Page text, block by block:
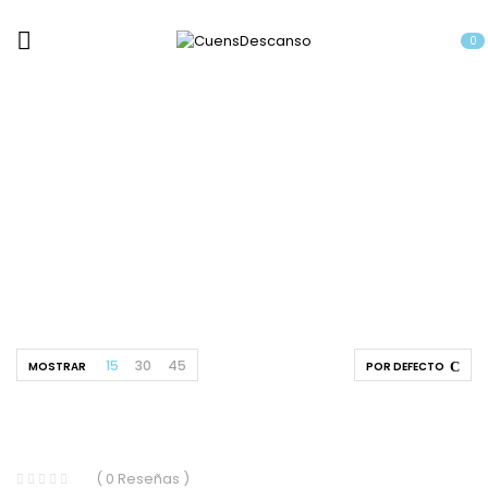
0
POR DEFECTO
MOSTRAR 15 30 45
( 0 Reseñas )